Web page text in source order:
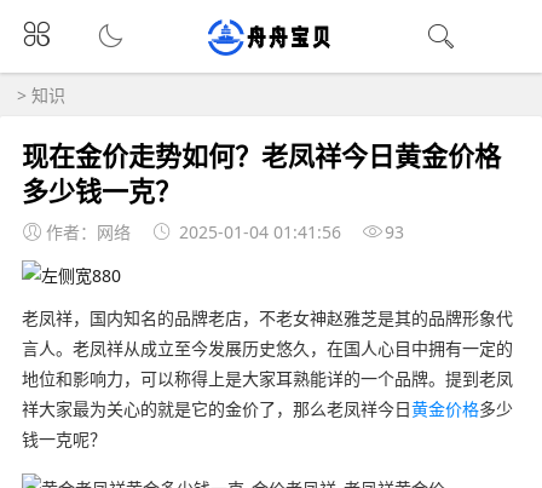
> 知识
现在金价走势如何？老凤祥今日黄金价格
多少钱一克？
作者：网络 2025-01-04 01:41:56 93
老凤祥，国内知名的品牌老店，不老女神赵雅芝是其的品牌形象代
言人。老凤祥从成立至今发展历史悠久，在国人心目中拥有一定的
地位和影响力，可以称得上是大家耳熟能详的一个品牌。提到老凤
祥大家最为关心的就是它的金价了，那么老凤祥今日黄金价格多少
钱一克呢？